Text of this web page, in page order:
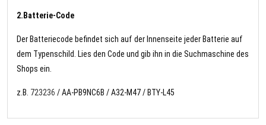
2.Batterie-Code
Der Batteriecode befindet sich auf der Innenseite jeder Batterie auf
dem Typenschild. Lies den Code und gib ihn in die Suchmaschine des
Shops ein.
z.B. 723236 / AA-PB9NC6B / A32-M47 / BTY-L45